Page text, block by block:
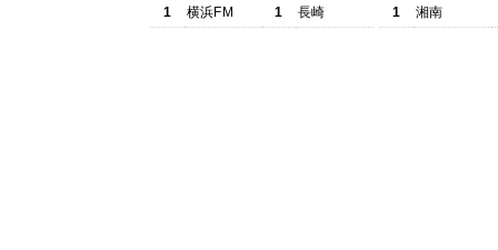
1
横浜FM 1 長崎
1
湘南